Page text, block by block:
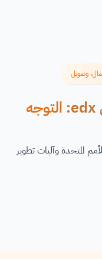
وتمويل
دورة مجانية عبر الإنترنت من edx: التوجه
المتحدة وآليات تطوير